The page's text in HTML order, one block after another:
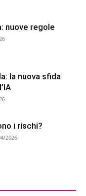
nuove regole
la nuova sfida
i rischi?
2026